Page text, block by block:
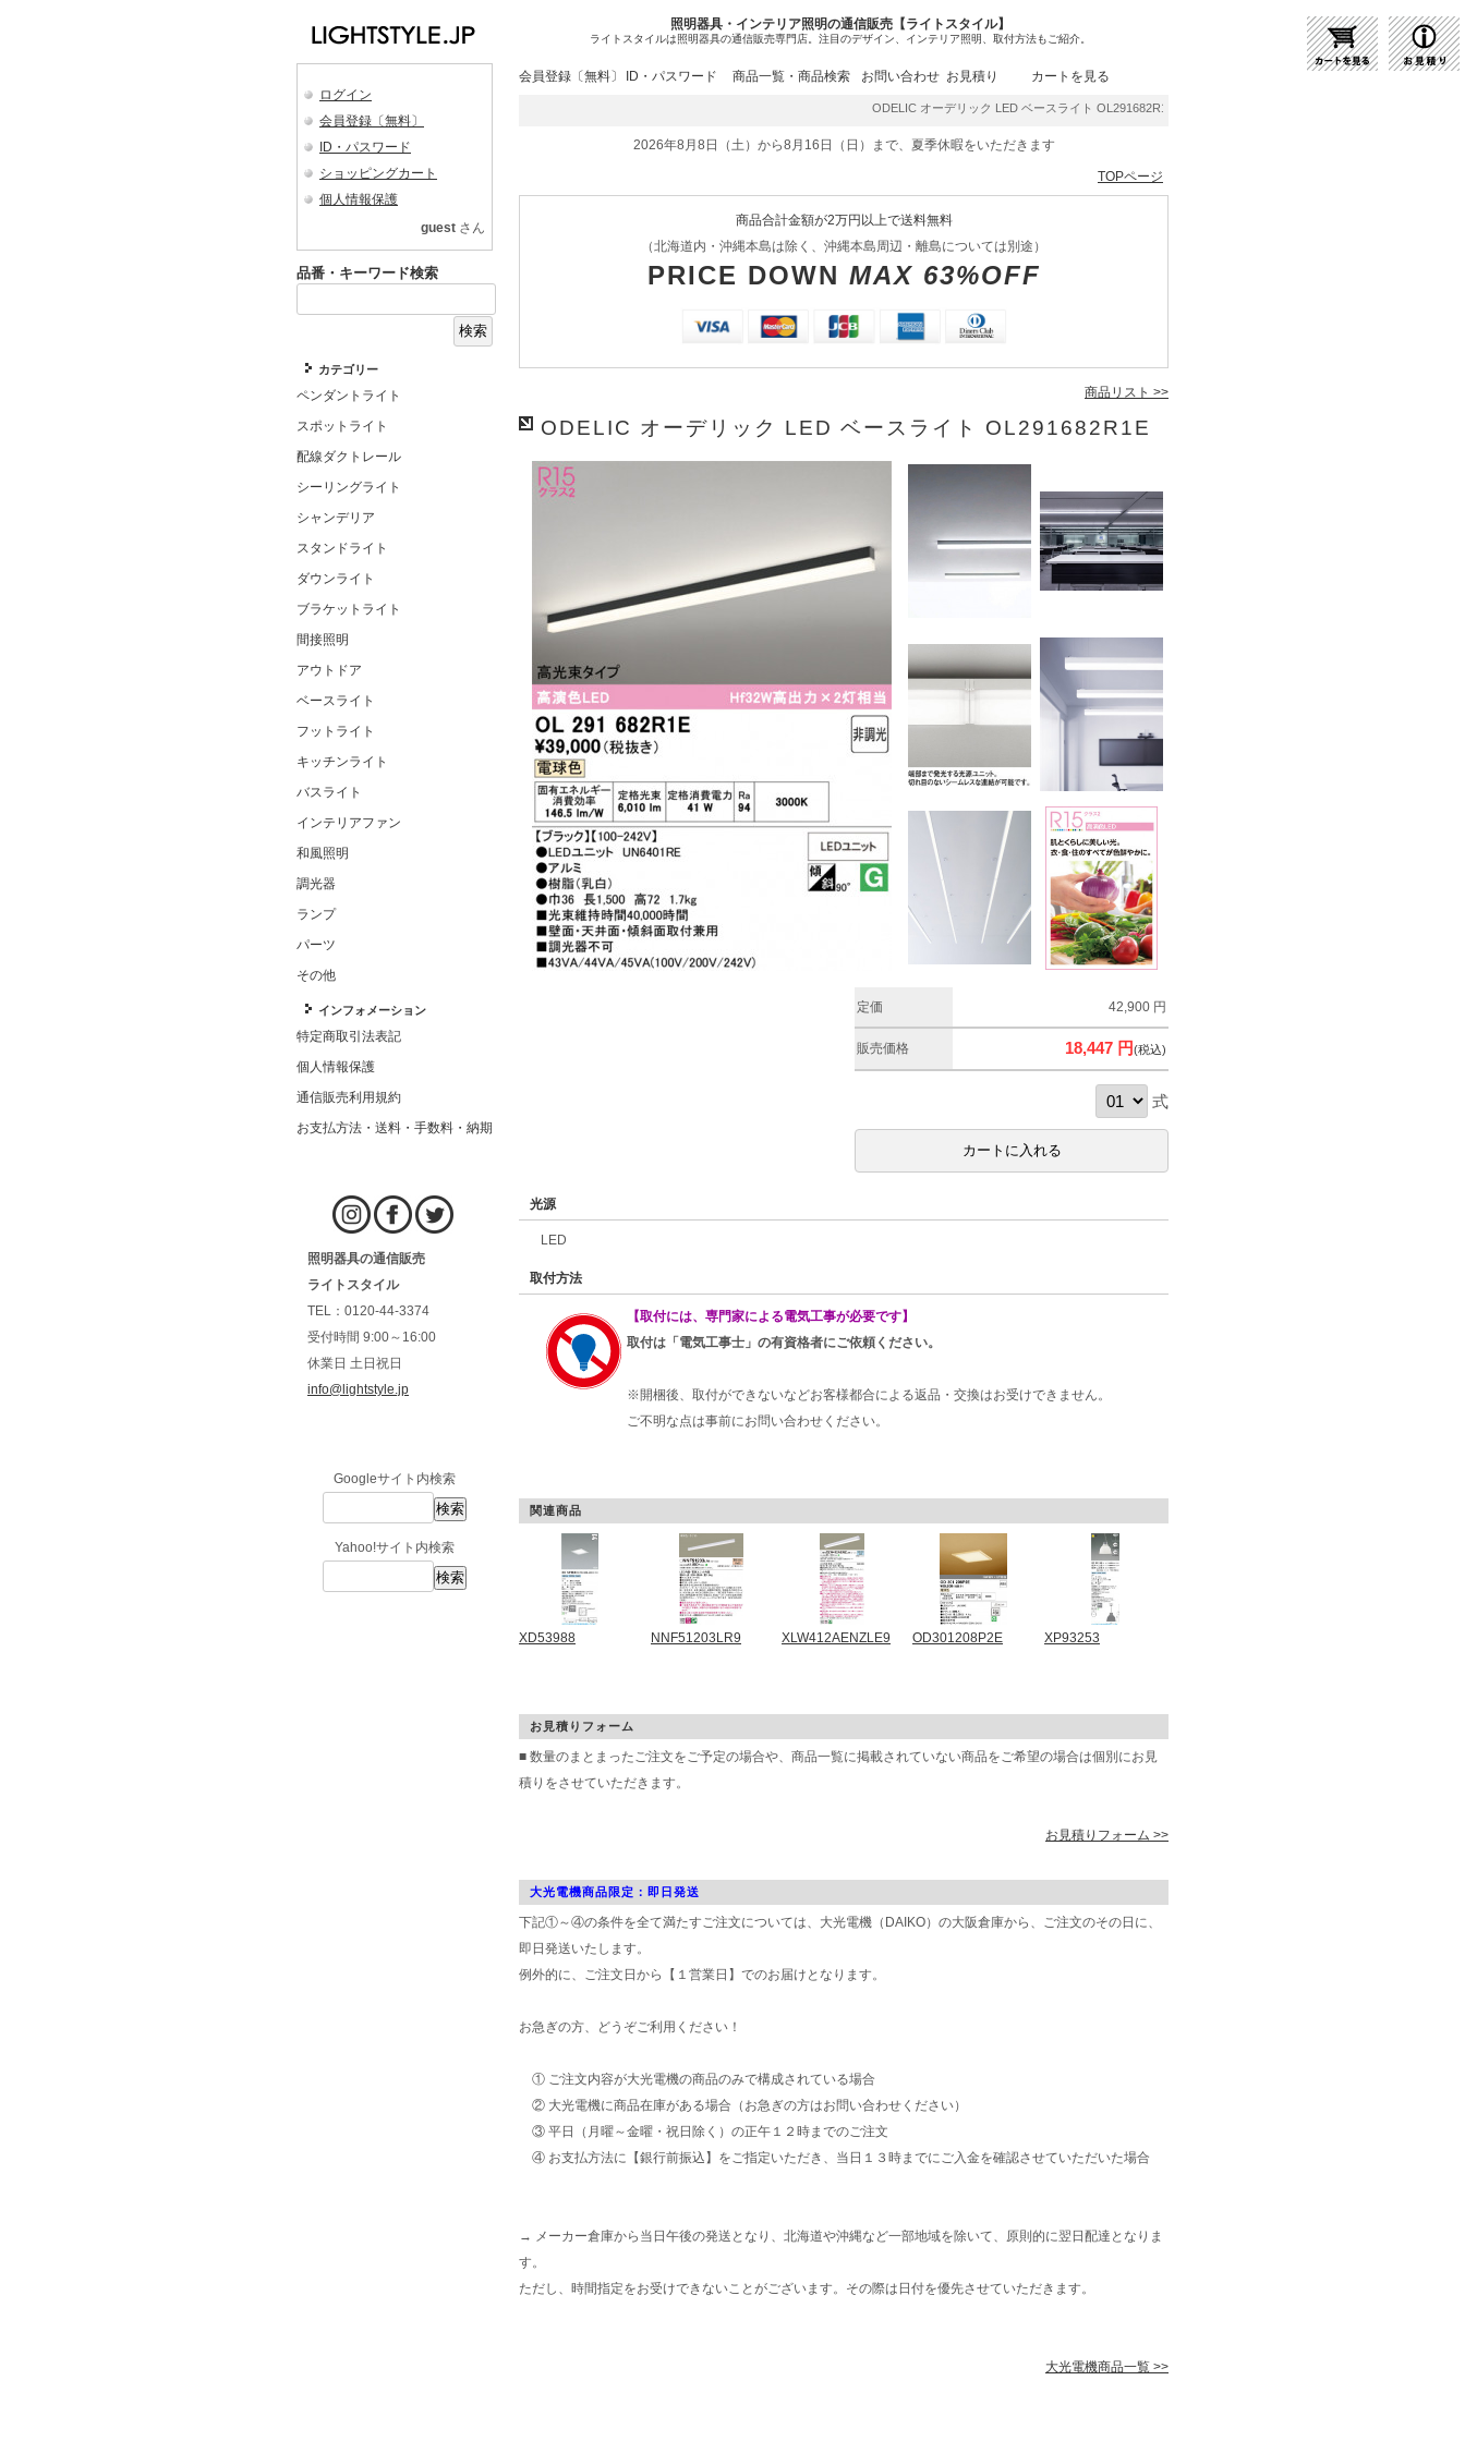
照明器具・インテリア照明の通信販売【ライトスタイル】
ライトスタイルは照明器具の通信販売専門店。注目のデザイン、インテリア照明、取付方法もご紹介。
ログイン
会員登録〔無料〕
ID・パスワード
ショッピングカート
個人情報保護
guest さん
品番・キーワード検索
カテゴリー
ペンダントライト
スポットライト
配線ダクトレール
シーリングライト
シャンデリア
スタンドライト
ダウンライト
ブラケットライト
間接照明
アウトドア
ベースライト
フットライト
キッチンライト
バスライト
インテリアファン
和風照明
調光器
ランプ
パーツ
その他
インフォメーション
特定商取引法表記
個人情報保護
通信販売利用規約
お支払方法・送料・手数料・納期
照明器具の通信販売
ライトスタイル
TEL：0120-44-3374
受付時間 9:00～16:00
休業日 土日祝日
info@lightstyle.jp
Googleサイト内検索
Yahoo!サイト内検索
会員登録〔無料〕 ID・パスワード 商品一覧・商品検索 お問い合わせ お見積り カートを見る
ODELIC オーデリック LED ベースライト OL291682R1E | 商品紹介 | 照明器具の通販・インテリア照明の通信販
2026年8月8日（土）から8月16日（日）まで、夏季休暇をいただきます
TOPページ
商品合計金額が2万円以上で送料無料
（北海道内・沖縄本島は除く、沖縄本島周辺・離島については別途）
PRICE DOWN MAX 63%OFF
商品リスト >>
ODELIC オーデリック LED ベースライト OL291682R1E
定価 42,900 円
販売価格 18,447 円(税込)
式
光源
LED
取付方法
【取付には、専門家による電気工事が必要です】
取付は「電気工事士」の有資格者にご依頼ください。
※開梱後、取付ができないなどお客様都合による返品・交換はお受けできません。
ご不明な点は事前にお問い合わせください。
関連商品
XD53988 NNF51203LR9 XLW412AENZLE9 OD301208P2E XP93253
お見積りフォーム
■ 数量のまとまったご注文をご予定の場合や、商品一覧に掲載されていない商品をご希望の場合は個別にお見
積りをさせていただきます。
お見積りフォーム >>
大光電機商品限定：即日発送
下記①～④の条件を全て満たすご注文については、大光電機（DAIKO）の大阪倉庫から、ご注文のその日に、
即日発送いたします。
例外的に、ご注文日から【１営業日】でのお届けとなります。
お急ぎの方、どうぞご利用ください！
① ご注文内容が大光電機の商品のみで構成されている場合
② 大光電機に商品在庫がある場合（お急ぎの方はお問い合わせください）
③ 平日（月曜～金曜・祝日除く）の正午１２時までのご注文
④ お支払方法に【銀行前振込】をご指定いただき、当日１３時までにご入金を確認させていただいた場合
→ メーカー倉庫から当日午後の発送となり、北海道や沖縄など一部地域を除いて、原則的に翌日配達となりま
す。
ただし、時間指定をお受けできないことがございます。その際は日付を優先させていただきます。
大光電機商品一覧 >>